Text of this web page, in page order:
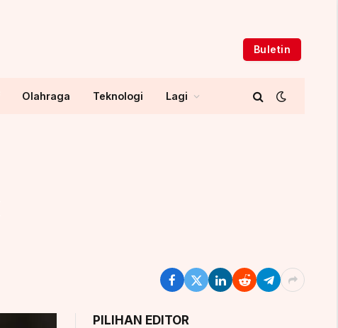
Buletin
Olahraga Teknologi Lagi
PILIHAN EDITOR